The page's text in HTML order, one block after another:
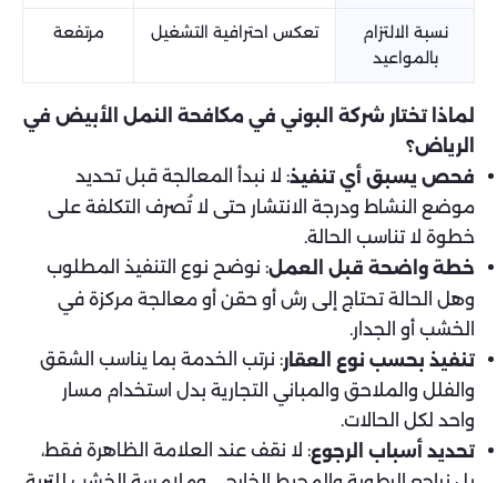
نسبة الالتزام
بالمواعيد
تعكس احترافية التشغيل مرتفعة
لماذا تختار شركة البوني في مكافحة النمل الأبيض في
الرياض؟
فحص يسبق أي تنفيذ: لا نبدأ المعالجة قبل تحديد
موضع النشاط ودرجة الانتشار حتى لا تُصرف التكلفة على
خطوة لا تناسب الحالة.
خطة واضحة قبل العمل: نوضح نوع التنفيذ المطلوب
وهل الحالة تحتاج إلى رش أو حقن أو معالجة مركزة في
الخشب أو الجدار.
تنفيذ بحسب نوع العقار: نرتب الخدمة بما يناسب الشقق
والفلل والملاحق والمباني التجارية بدل استخدام مسار
واحد لكل الحالات.
تحديد أسباب الرجوع: لا نقف عند العلامة الظاهرة فقط،